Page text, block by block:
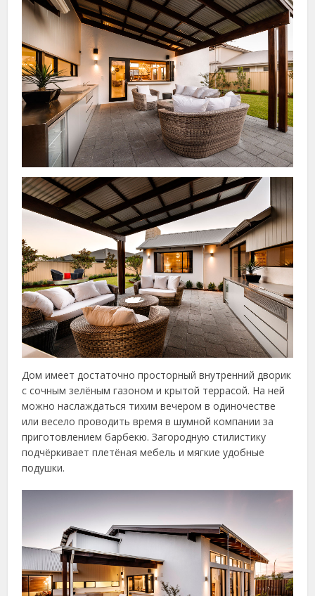
Дом имеет достаточно просторный внутренний дворик
с сочным зелёным газоном и крытой террасой. На ней
можно наслаждаться тихим вечером в одиночестве
или весело проводить время в шумной компании за
приготовлением барбекю. Загородную стилистику
подчёркивает плетёная мебель и мягкие удобные
подушки.